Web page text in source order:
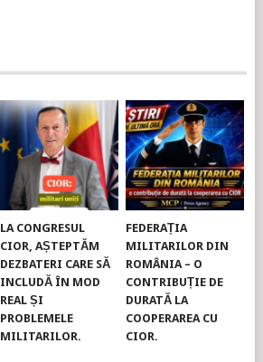
LA CONGRESUL
CIOR, AȘTEPTĂM
DEZBATERI CARE SĂ
INCLUDĂ ÎN MOD
REAL ȘI
PROBLEMELE
MILITARILOR.
FEDERAȚIA
MILITARILOR DIN
ROMÂNIA – O
CONTRIBUȚIE DE
DURATĂ LA
COOPERAREA CU
CIOR.